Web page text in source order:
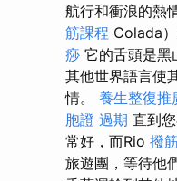
航行和衝浪的熱
筋課程 Colada
痧 它的舌頭是黑
其他世界語言使
情。 養生整復推
胞證 過期 直到
常好，而Rio 撥
旅遊團，等待他